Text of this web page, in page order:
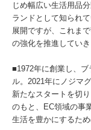
じめ幅広い生活用品
ランドとして知られ
展開ですが、これま
の強化を推進していき
■1972年に創業し、
ル。2021年にノジマ
新たなスタートを切
のもと、EC領域の事
生活を豊かにするた